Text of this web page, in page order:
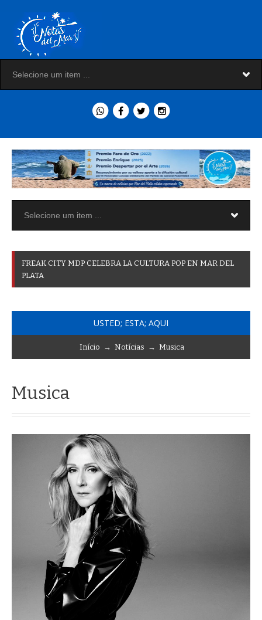
FREAK CITY MDP CELEBRA LA CULTURA POP EN MAR DEL
PLATA
USTED; ESTA; AQUI
Início → Notícias → Musica
Musica